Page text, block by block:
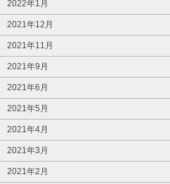
2022年1月
2021年12月
2021年11月
2021年9月
2021年6月
2021年5月
2021年4月
2021年3月
2021年2月